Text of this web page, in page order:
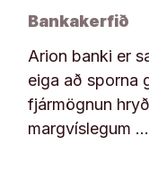
Bankakerfið
Arion banki er
eiga að sporna
fjármögnun
margvíslegum …